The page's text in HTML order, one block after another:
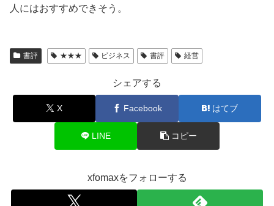
人にはおすすめできそう。
書評 ★★★ ビジネス 書評 経営
シェアする
X Facebook はてブ
LINE コピー
xfomaxをフォローする